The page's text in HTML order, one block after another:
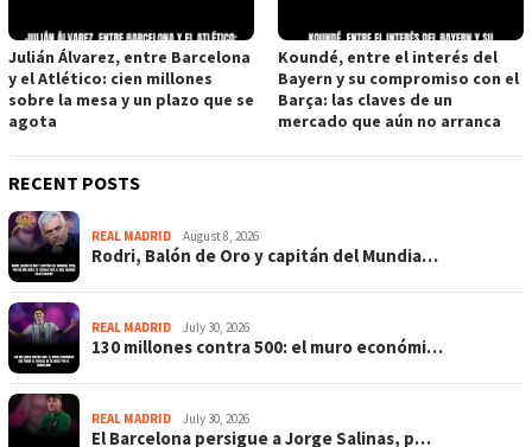
Julián Álvarez, entre Barcelona
y el Atlético: cien millones
sobre la mesa y un plazo que se
agota
Koundé, entre el interés del
Bayern y su compromiso con el
Barça: las claves de un
mercado que aún no arranca
RECENT POSTS
REAL MADRID August 8, 2026
Rodri, Balón de Oro y capitán del Mundia…
REAL MADRID July 30, 2026
130 millones contra 500: el muro económi…
REAL MADRID July 30, 2026
El Barcelona persigue a Jorge Salinas, p…